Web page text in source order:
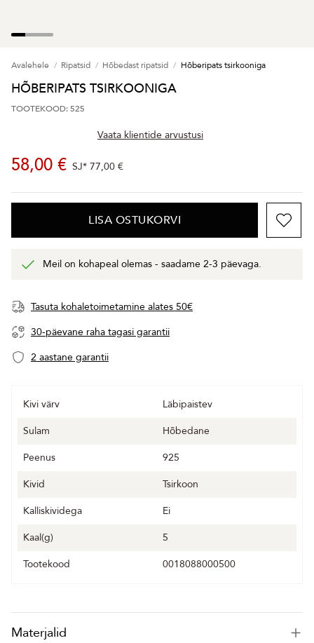
Avalehele Ripatsid Hõbedast ripatsid Hõberipats tsirkooniga
HÕBERIPATS TSIRKOONIGA
TOOTEKOOD: 525
Vaata klientide arvustusi
58,00 € SJ* 77,00 €
LISA OSTUKORVI
Meil on kohapeal olemas - saadame 2-3 päevaga.
Tasuta kohaletoimetamine alates 50€
30-päevane raha tagasi garantii
2 aastane garantii
Kivi värv
Läbipaistev
Sulam
Hõbedane
Peenus
925
Kivid
Tsirkoon
Kalliskividega
Ei
Kaal(g)
5
Tootekood
0018088000500
Materjalid